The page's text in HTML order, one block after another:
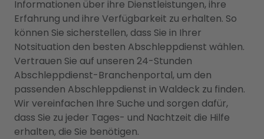
Informationen über ihre Dienstleistungen, ihre
Erfahrung und ihre Verfügbarkeit zu erhalten. So
können Sie sicherstellen, dass Sie in Ihrer
Notsituation den besten Abschleppdienst wählen.
Vertrauen Sie auf unseren 24-Stunden
Abschleppdienst-Branchenportal, um den
passenden Abschleppdienst in Waldeck zu finden.
Wir vereinfachen Ihre Suche und sorgen dafür,
dass Sie zu jeder Tages- und Nachtzeit die Hilfe
erhalten, die Sie benötigen.